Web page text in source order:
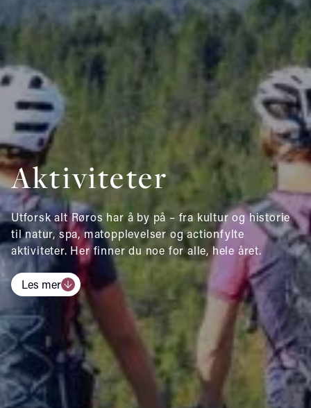
Aktiviteter
Utforsk alt Røros har å by på – fra kultur og historie
til natur, spa, matopplevelser og actionfylte
aktiviteter. Her finner du noe for alle, hele året.
Les mer